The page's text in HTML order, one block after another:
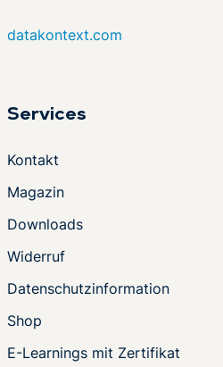
datakontext.com
Services
Kontakt
Magazin
Downloads
Widerruf
Datenschutzinformation
Shop
E-Learnings mit Zertifikat